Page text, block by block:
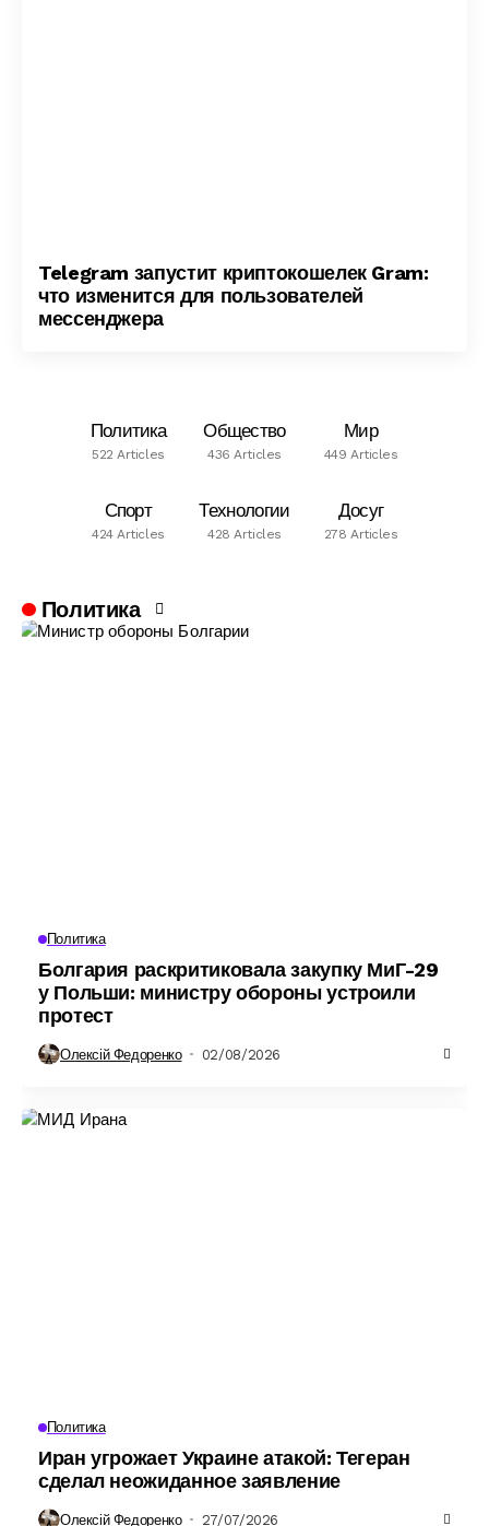
Telegram запустит криптокошелек Gram:
что изменится для пользователей
мессенджера
Политика
522 Articles
Общество
436 Articles
Мир
449 Articles
Спорт
424 Articles
Технологии
428 Articles
Досуг
278 Articles
Политика
Политика
Болгария раскритиковала закупку МиГ-29
у Польши: министру обороны устроили
протест
Олексій Федоренко 02/08/2026
Политика
Иран угрожает Украине атакой: Тегеран
сделал неожиданное заявление
Олексій Федоренко 27/07/2026